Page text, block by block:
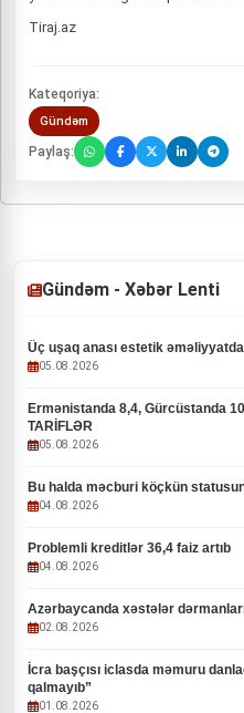
Tiraj.az
Kateqoriya:
Gündəm
Paylaş:
Gündəm - Xəbər Lenti
Üç uşaq anası estetik
05.08.2026
Ermənistanda 8,4, Gürcüstanda
TARİFLƏR
05.08.2026
Bu halda məcburi köçkün
04.08.2026
Problemli kreditlər 36,4 faiz artıb
04.08.2026
Azərbaycanda xəstələr
02.08.2026
İcra başçısı iclasda məmuru
qalmayıb”
01.08.2026